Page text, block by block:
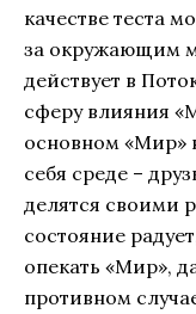
качестве теста
за окружающим
действует в
сферу влияния
основном «Мир»
себя среде –
делятся своими
состояние
опекать «Мир»,
противном